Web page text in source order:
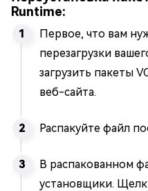
Runtime:
Первое, что вам
перезагрузки
загрузить пакеты
веб-сайта.
Распакуйте файл
В распакованном
установщики.